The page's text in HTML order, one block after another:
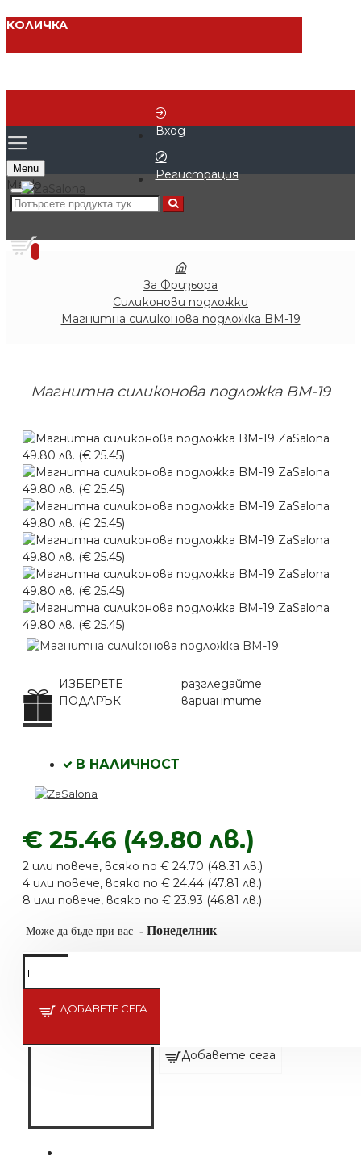
КОЛИЧКА
Вход
Регистрация
Menu
0
За Фризьора
Силиконови подложки
Магнитна силиконова подложка BM-19
Магнитна силиконова подложка BM-19
ИЗБЕРЕТЕ
ПОДАРЪК
разгледайте
вариантите
€ 25.46 (49.80 лв.)
2 или повече, всяко по € 24.70 (48.31 лв.)
4 или повече, всяко по € 24.44 (47.81 лв.)
8 или повече, всяко по € 23.93 (46.81 лв.)
В НАЛИЧНОСТ
Може да бъде при вас - Понеделник
ДОБАВЕТЕ СЕГА
Добавете сега